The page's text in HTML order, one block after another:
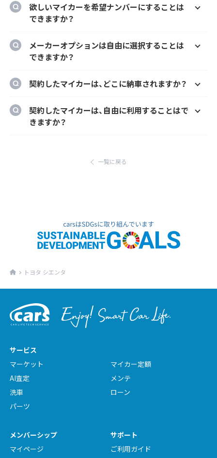
ー、契約期間、ボーナス払い等を自由に選択す
ることができます。
欲しいマイカーを希望ナンバーにすることは
できますか？
とができます。
メーカーオプションは自由に選択することは
できますか？
様にカーナビ、ドラレコ、ETC、フロアマット等
ます。
契約したマイカーは、どこに納車されますか？
とができます。
ただし、輸入車リース（新車）の場合、納車場所
契約したマイカーは、自由に利用することはで
きますか？
一覧に戻る
トヨタ シエンタ
サービス
マーケット
マイカー定額
AI査定
メンテ
洗車
ローン
パーツ
メンバーシップ
マイページ
サポート
ご利用ガイド